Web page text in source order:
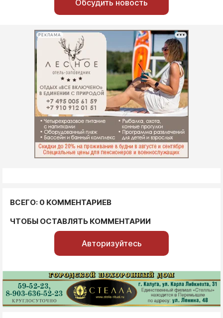
Обсудить новость
РЕКЛАМА
ВСЕГО: 0 КОММЕНТАРИЕВ
ЧТОБЫ ОСТАВЛЯТЬ КОММЕНТАРИИ
Авторизуйтесь